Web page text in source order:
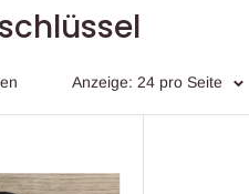
Anzeige: 24 pro Seite